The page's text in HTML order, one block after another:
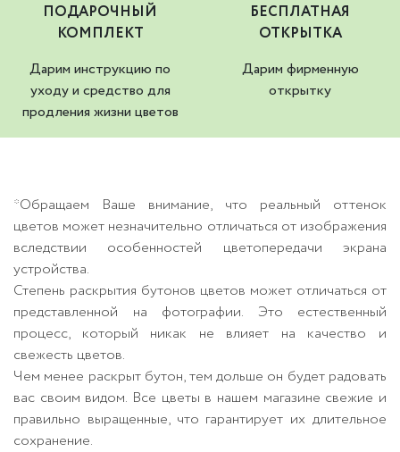
ПОДАРОЧНЫЙ
КОМПЛЕКТ
Дарим инструкцию по
уходу и средство для
продления жизни цветов
БЕСПЛАТНАЯ
ОТКРЫТКА
Дарим фирменную
открытку
*Обращаем Ваше внимание, что реальный оттенок
цветов может незначительно отличаться от изображения
вследствии особенностей цветопередачи экрана
устройства.
Степень раскрытия бутонов цветов может отличаться от
представленной на фотографии. Это естественный
процесс, который никак не влияет на качество и
свежесть цветов.
Чем менее раскрыт бутон, тем дольше он будет радовать
вас своим видом. Все цветы в нашем магазине свежие и
правильно выращенные, что гарантирует их длительное
сохранение.